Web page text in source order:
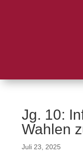
Jg. 10:
Wahlen
Juli 23, 2025